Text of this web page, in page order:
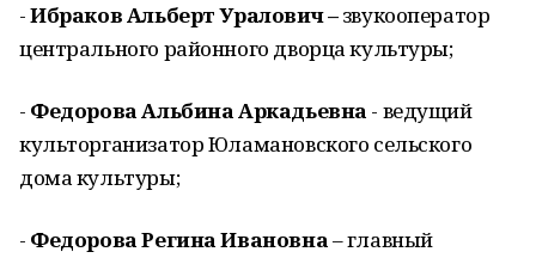
-Ибраков Альберт Уралович –звукооператор
центрального районного дворца культуры;
- Федорова Альбина Аркадьевна - ведущий
культорганизатор Юламановского сельского
дома культуры;
- Федорова Регина Ивановна– главный